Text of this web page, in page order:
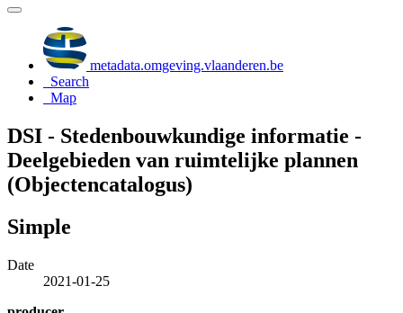
metadata.omgeving.vlaanderen.be
Search
Map
DSI - Stedenbouwkundige informatie -
Deelgebieden van ruimtelijke plannen
(Objectencatalogus)
Simple
Date
2021-01-25